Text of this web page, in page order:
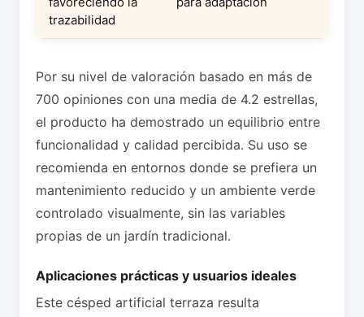
trazabilidad
Por su nivel de valoración basado en más de
700 opiniones con una media de 4.2 estrellas,
el producto ha demostrado un equilibrio entre
funcionalidad y calidad percibida. Su uso se
recomienda en entornos donde se prefiera un
mantenimiento reducido y un ambiente verde
controlado visualmente, sin las variables
propias de un jardín tradicional.
Aplicaciones prácticas y usuarios ideales
Este césped artificial terraza resulta